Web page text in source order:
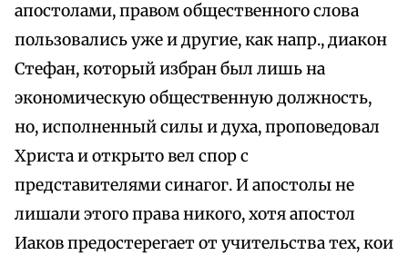
апостолами, правом общественного слова
пользовались уже и другие, как напр., диакон
Стефан, который избран был лишь на
экономическую общественную должность,
но, исполненный силы и духа, проповедовал
Христа и открыто вел спор с
представителями синагог. И апостолы не
лишали этого права никого, хотя апостол
Иаков предостерегает от учительства тех, кои